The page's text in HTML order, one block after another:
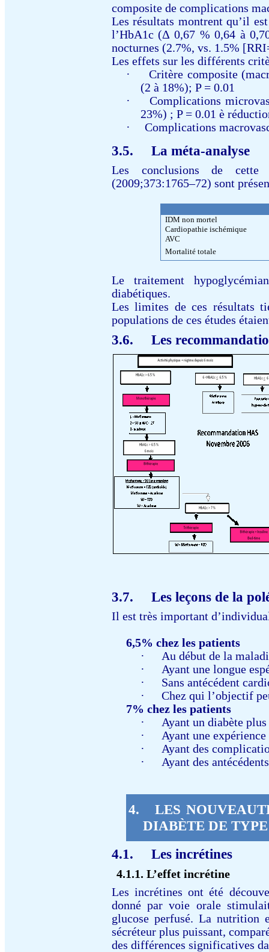
composite decomplications
Les résultats montrent qu’il
l’HbA1c (Δ 0,67 % 0,64 à
nocturnes (2.7%, vs. 1.5%
Les effets sur les différents
·
Critère composite
(2 à 18%); P = 0.01
·
Complications
23%) ; P = 0.01 è
·
Complications
3.5. La méta-analyse
Les conclusions de cette
(2009;373:1765–72) sont
IDM non mortel
Cardiopathie ischémique
AVC
Mortalité totale
Le traitement
diabétiques.
Les limites de ces résultats
populations de ces études
3.6. Les
3.7. Les leçons de la
Il est très important
6,5% chez les patients
·
Au début de la
·
Ayant une longue
·
Sans antécédent
·
Chez qui l’objectif
7% chez les patients
·
Ayant un diabète
·
Ayant une
·
Ayant des
·
Ayant des
4.
LES
DIABÈTE DE
4.1.
Les incrétines
4.1.1. L’effet incrétine
Les incrétines ont été
donné par voie orale
glucose perfusé.La nutrition
sécréteur plus puissant,
des différences significatives